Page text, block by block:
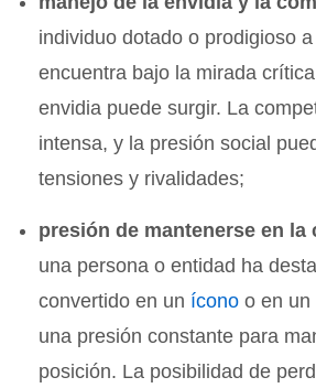
individuo dotado o prodigioso
encuentra bajo la mirada
envidia puede surgir. La
intensa, y la presión social
tensiones y rivalidades;
presión de mantenerse en la
una persona o entidad ha
convertido en un ícono o en un
una presión constante para
posición. La posibilidad de